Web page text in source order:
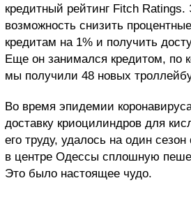
кредитный рейтинг Fitch Ratings.
возможность снизить
кредитам на 1% и получить
Еще он занимался кредитом, по
мы получили 48 новых
Во время эпидемии
доставку криоцилиндров для
его труду, удалось на один сезон
в центре Одессы сплошную
Это было настоящее чудо.